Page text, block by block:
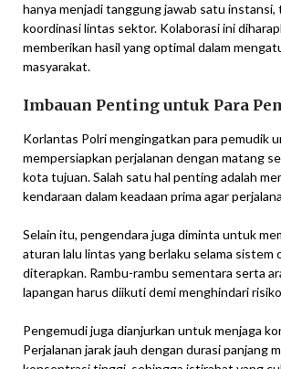
hanya menjadi tanggung jawab satu
koordinasi lintas sektor. Kolaborasi ini
memberikan hasil yang optimal dalam
masyarakat.
Imbauan Penting untuk Para
Korlantas Polri mengingatkan para pemudik
mempersiapkan perjalanan dengan matang
kota tujuan. Salah satu hal penting adalah
kendaraan dalam keadaan prima agar
Selain itu, pengendara juga diminta untuk
aturan lalu lintas yang berlaku selama sistem
diterapkan. Rambu-rambu sementara serta
lapangan harus diikuti demi menghindari
Pengemudi juga dianjurkan untuk menjaga
Perjalanan jarak jauh dengan durasi panjang